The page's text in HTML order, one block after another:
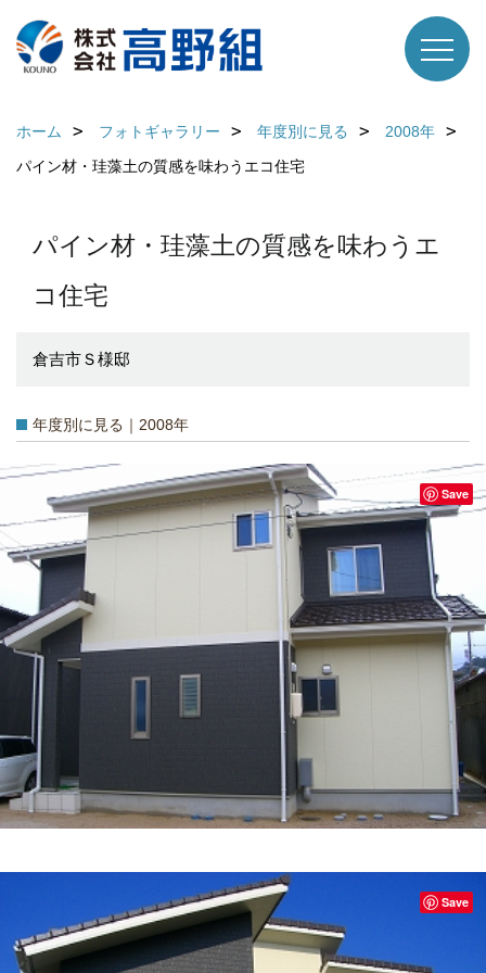
ホーム フォトギャラリー 年度別に見る
2008年
パイン材・珪藻土の質感を味わうエコ住宅
パイン材・珪藻土の質感を味わうエ
コ住宅
倉吉市Ｓ様邸
年度別に見る｜2008年
Save
Save